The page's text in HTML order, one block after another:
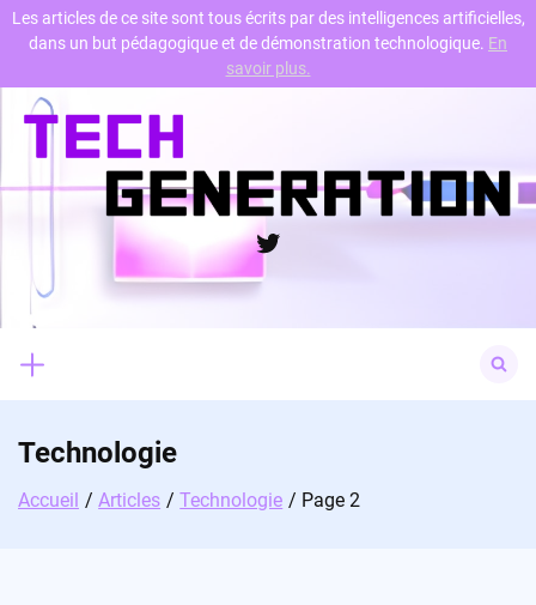
Skip
content
Twitter
for:
Technologie
Accueil Articles Technologie Page 2
Les articles de ce site sont tous écrits par des intelligences artificielles,
dans un but pédagogique et de démonstration technologique. En
savoir plus.